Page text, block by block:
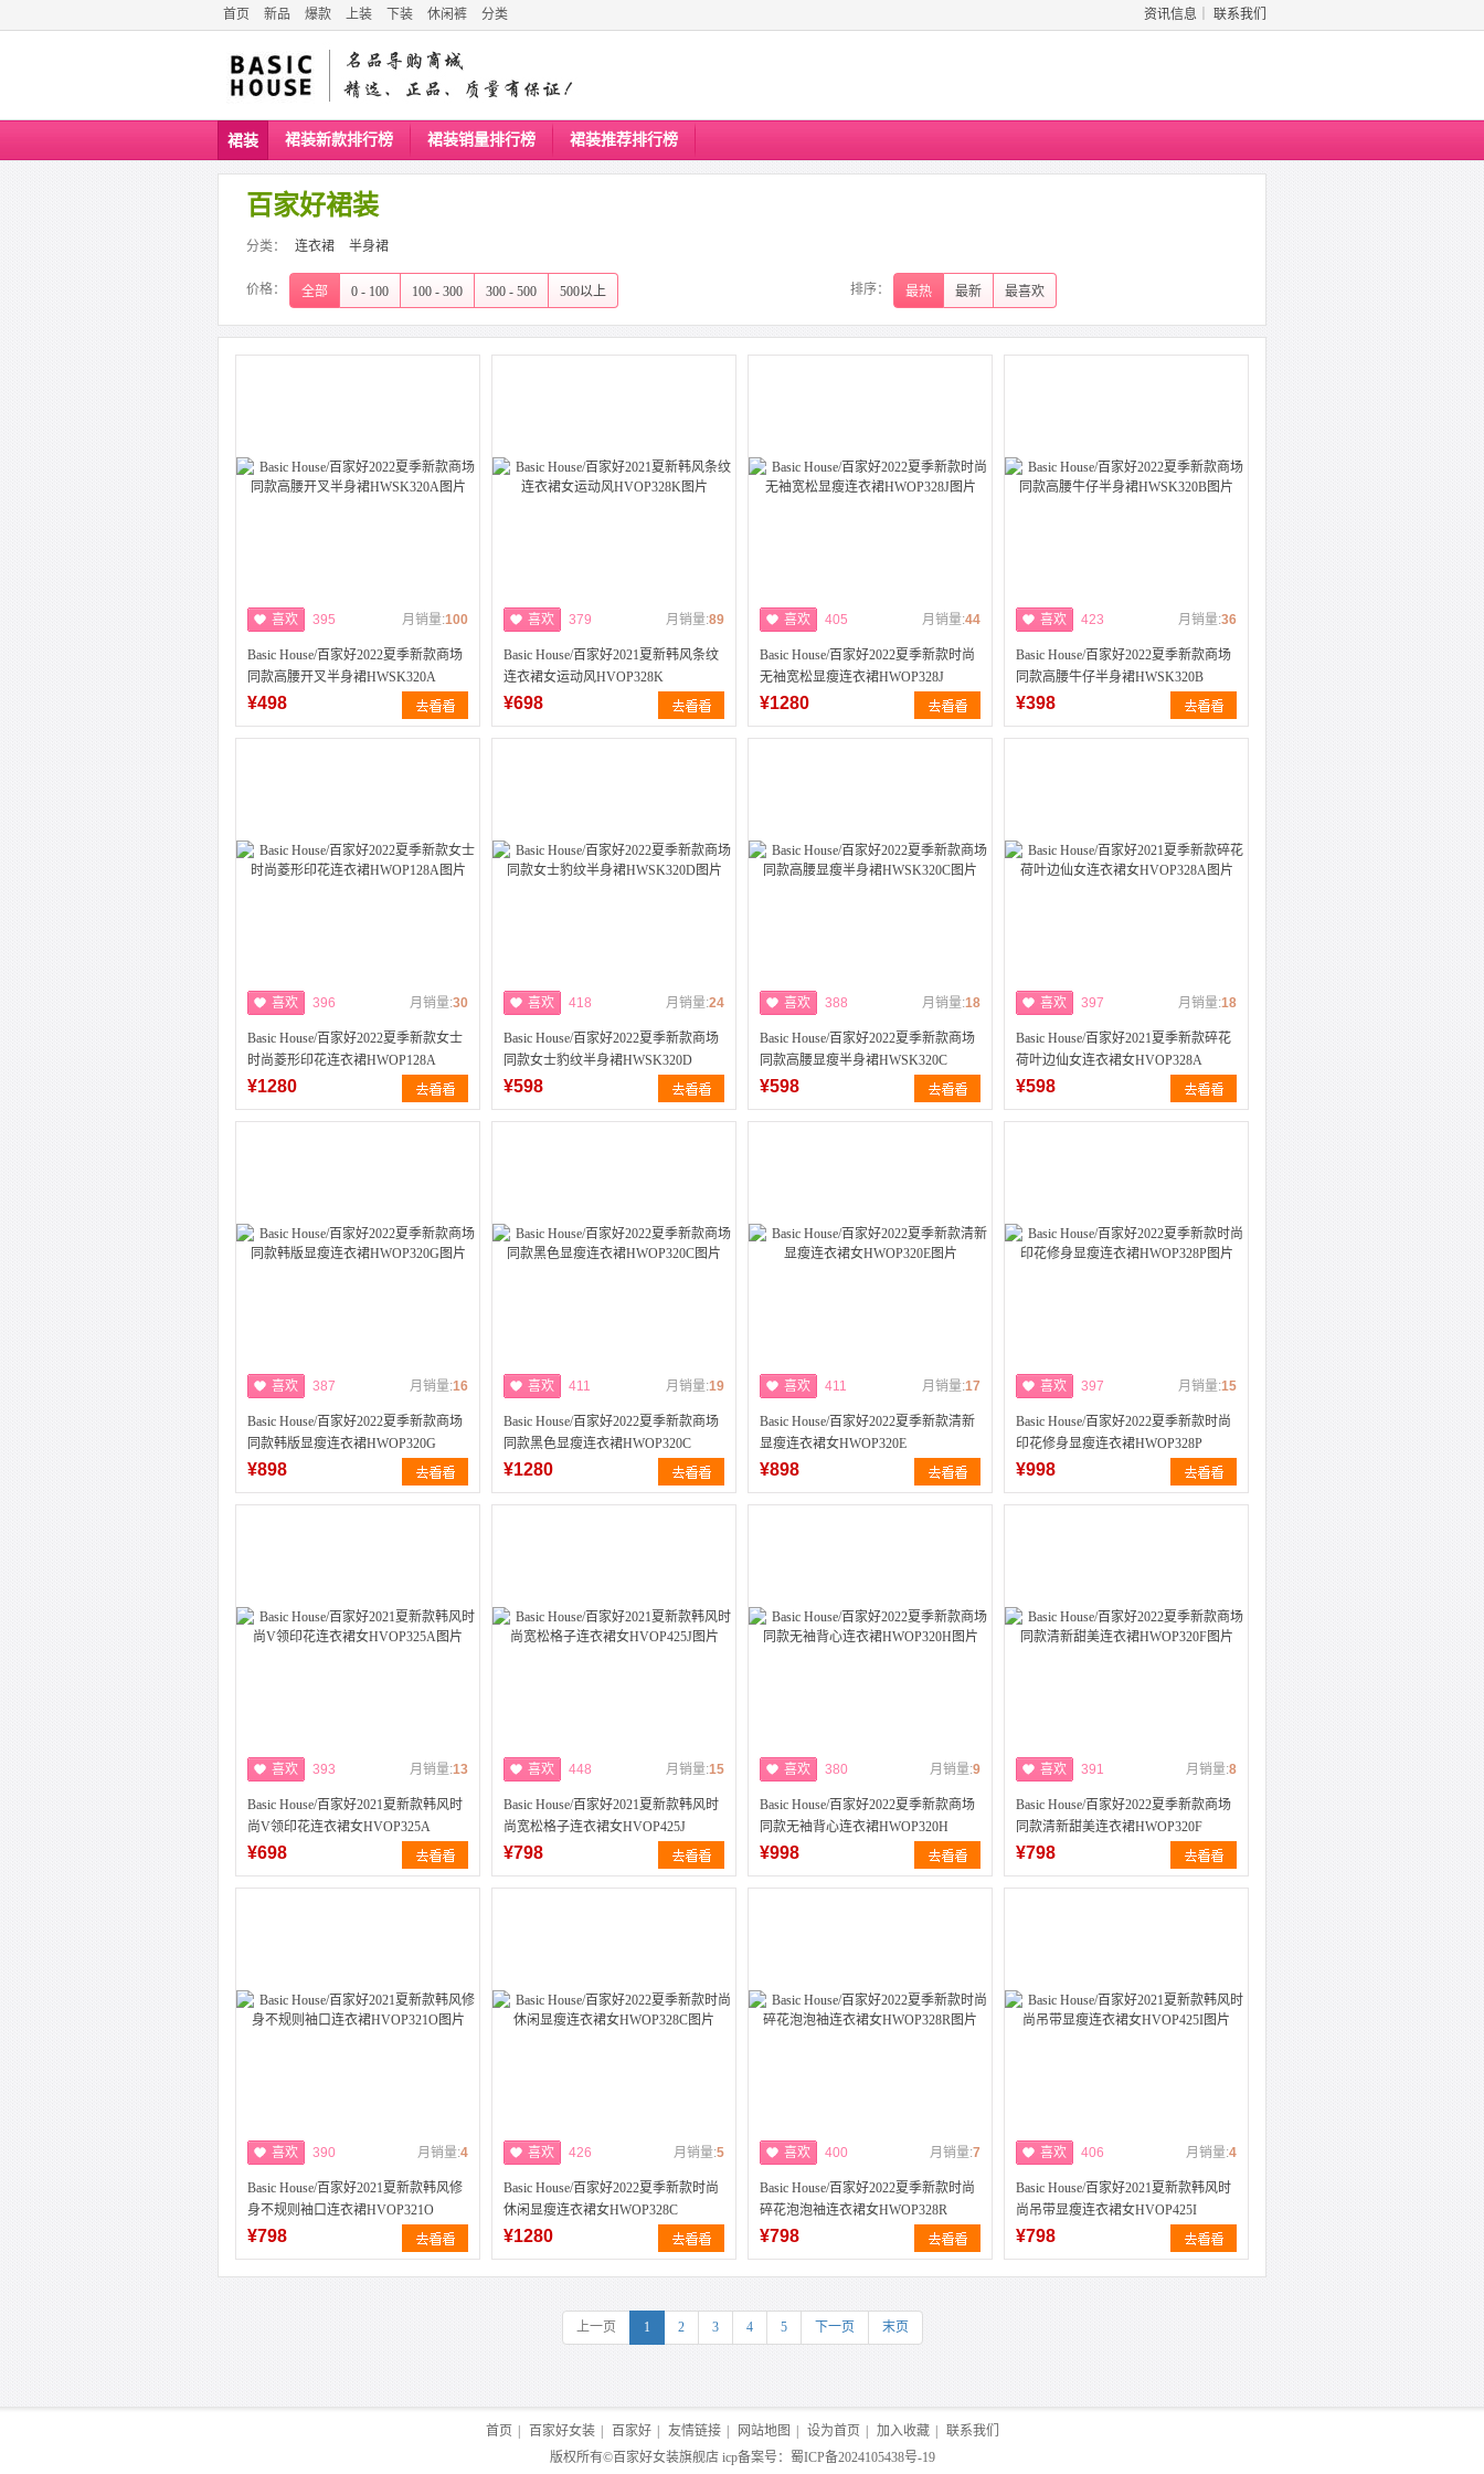
首页 新品 爆款 上装 下装 休闲裤 分类 资讯信息 联系我们
裙装 裙装新款排行榜 裙装销量排行榜 裙装推荐排行榜
百家好裙装
分类： 连衣裙 半身裙
价格： 全部 0 - 100 100 - 300 300 - 500 500以上 排序： 最热 最新 最喜欢
喜欢 395 月销量:100
Basic House/百家好2022夏季新款商场
同款高腰开叉半身裙HWSK320A
¥498
喜欢 379 月销量:89
Basic House/百家好2021夏新韩风条纹
连衣裙女运动风HVOP328K
¥698
喜欢 405 月销量:44
Basic House/百家好2022夏季新款时尚
无袖宽松显瘦连衣裙HWOP328J
¥1280
喜欢 423 月销量:36
Basic House/百家好2022夏季新款商场
同款高腰牛仔半身裙HWSK320B
¥398
喜欢 396 月销量:30
Basic House/百家好2022夏季新款女士
时尚菱形印花连衣裙HWOP128A
¥1280
喜欢 418 月销量:24
Basic House/百家好2022夏季新款商场
同款女士豹纹半身裙HWSK320D
¥598
喜欢 388 月销量:18
Basic House/百家好2022夏季新款商场
同款高腰显瘦半身裙HWSK320C
¥598
喜欢 397 月销量:18
Basic House/百家好2021夏季新款碎花
荷叶边仙女连衣裙女HVOP328A
¥598
喜欢 387 月销量:16
Basic House/百家好2022夏季新款商场
同款韩版显瘦连衣裙HWOP320G
¥898
喜欢 411 月销量:19
Basic House/百家好2022夏季新款商场
同款黑色显瘦连衣裙HWOP320C
¥1280
喜欢 411 月销量:17
Basic House/百家好2022夏季新款清新
显瘦连衣裙女HWOP320E
¥898
喜欢 397 月销量:15
Basic House/百家好2022夏季新款时尚
印花修身显瘦连衣裙HWOP328P
¥998
喜欢 393 月销量:13
Basic House/百家好2021夏新款韩风时
尚V领印花连衣裙女HVOP325A
¥698
喜欢 448 月销量:15
Basic House/百家好2021夏新款韩风时
尚宽松格子连衣裙女HVOP425J
¥798
喜欢 380 月销量:9
Basic House/百家好2022夏季新款商场
同款无袖背心连衣裙HWOP320H
¥998
喜欢 391 月销量:8
Basic House/百家好2022夏季新款商场
同款清新甜美连衣裙HWOP320F
¥798
喜欢 390 月销量:4
Basic House/百家好2021夏新款韩风修
身不规则袖口连衣裙HVOP321O
¥798
喜欢 426 月销量:5
Basic House/百家好2022夏季新款时尚
休闲显瘦连衣裙女HWOP328C
¥1280
喜欢 400 月销量:7
Basic House/百家好2022夏季新款时尚
碎花泡泡袖连衣裙女HWOP328R
¥798
喜欢 406 月销量:4
Basic House/百家好2021夏新款韩风时
尚吊带显瘦连衣裙女HVOP425I
¥798
上一页 1 2 3 4 5 下一页 末页
首页 百家好女装 百家好 友情链接 网站地图 设为首页 加入收藏
联系我们
版权所有©百家好女装旗舰店icp备案号： 蜀ICP备2024105438号-19